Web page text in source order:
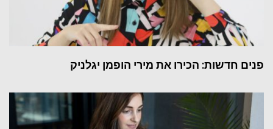
פנים חדשות: הכירו את מירי הופמן יגלניק